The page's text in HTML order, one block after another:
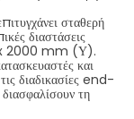
σταθερή
διαστάσεις
2000 mm (Υ).
και
διαδικασίες end-
τη